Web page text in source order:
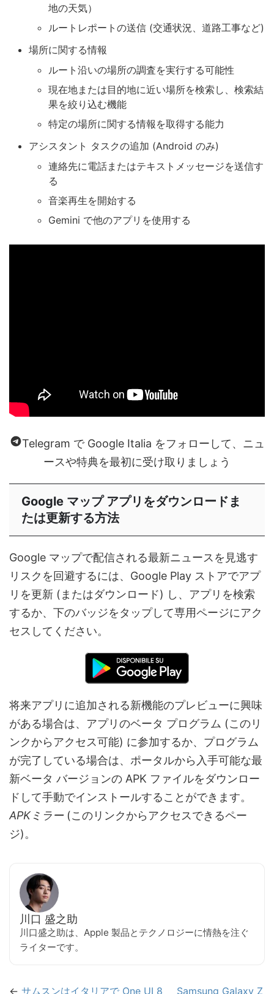
地の天気）
ルートレポートの送信 (交通状況、道路工事など)
場所に関する情報
ルート沿いの場所の調査を実行する可能性
現在地または目的地に近い場所を検索し、検索結
果を絞り込む機能
特定の場所に関する情報を取得する能力
アシスタント タスクの追加 (Android のみ)
連絡先に電話またはテキストメッセージを送信す
る
音楽再生を開始する
Gemini で他のアプリを使用する
Telegram で Google Italia をフォローして、ニュ
ースや特典を最初に受け取りましょう
Google マップ アプリをダウンロードま
たは更新する方法
Google マップで配信される最新ニュースを見逃す
リスクを回避するには、Google Play ストアでアプ
リを更新 (またはダウンロード) し、アプリを検索
するか、下のバッジをタップして専用ページにアク
セスしてください。
将来アプリに追加される新機能のプレビューに興味
がある場合は、アプリのベータ プログラム (このリ
ンクからアクセス可能) に参加するか、プログラム
が完了している場合は、ポータルから入手可能な最
新ベータ バージョンの APK ファイルをダウンロー
ドして手動でインストールすることができます。
APKミラー (このリンクからアクセスできるペー
ジ)。
川口 盛之助
川口盛之助は、Apple 製品とテクノロジーに情熱を注ぐ
ライターです。
← サムスンはイタリアで One UI 8
Samsung Galaxy Z